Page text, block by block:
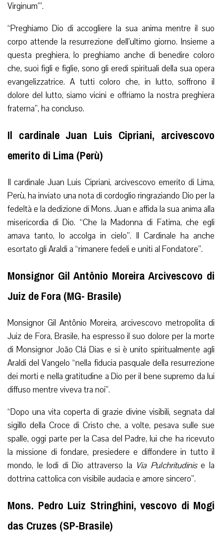
Virginum’”.
“Preghiamo Dio di accogliere la sua anima mentre il suo
corpo attende la resurrezione dell’ultimo giorno. Insieme a
questa preghiera, lo preghiamo anche di benedire coloro
che, suoi figli e figlie, sono gli eredi spirituali della sua opera
evangelizzatrice. A tutti coloro che, in lutto, soffrono il
dolore del lutto, siamo vicini e offriamo la nostra preghiera
fraterna”, ha concluso.
Il cardinale Juan Luis Cipriani, arcivescovo
emerito di Lima (Perù)
Il cardinale Juan Luis Cipriani, arcivescovo emerito di Lima,
Perù, ha inviato una nota di cordoglio ringraziando Dio per la
fedeltà e la dedizione di Mons. Juan e affida la sua anima alla
misericordia di Dio. “Che la Madonna di Fatima, che egli
amava tanto, lo accolga in cielo”. Il Cardinale ha anche
esortato gli Araldi a “rimanere fedeli e uniti al Fondatore”.
Monsignor Gil Antônio Moreira Arcivescovo di
Juiz de Fora (MG- Brasile)
Monsignor Gil Antônio Moreira, arcivescovo metropolita di
Juiz de Fora, Brasile, ha espresso il suo dolore per la morte
di Monsignor João Clá Dias e si è unito spiritualmente agli
Araldi del Vangelo “nella fiducia pasquale della resurrezione
dei morti e nella gratitudine a Dio per il bene supremo da lui
diffuso mentre viveva tra noi”.
“Dopo una vita coperta di grazie divine visibili, segnata dal
sigillo della Croce di Cristo che, a volte, pesava sulle sue
spalle, oggi parte per la Casa del Padre, lui che ha ricevuto
la missione di fondare, presiedere e diffondere in tutto il
mondo, le lodi di Dio attraverso la Via Pulchritudinise la
dottrina cattolica con visibile audacia e amore sincero”.
Mons. Pedro Luiz Stringhini, vescovo di Mogi
das Cruzes (SP-Brasile)